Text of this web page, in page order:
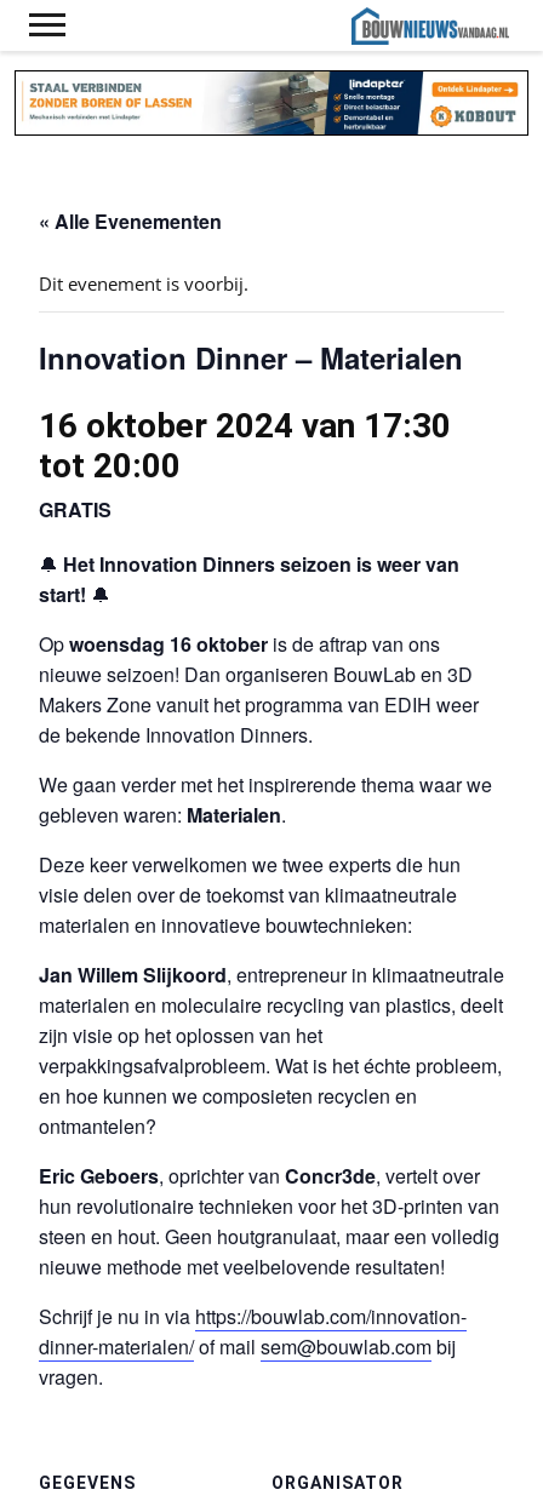
« Alle Evenementen
Dit evenement is voorbij.
Innovation Dinner – Materialen
16 oktober 2024 van 17:30
tot 20:00
GRATIS
🔔 Het Innovation Dinners seizoen is weer van
start! 🔔
Opwoensdag 16 oktober is de aftrap van ons
nieuwe seizoen! Dan organiseren BouwLab en 3D
Makers Zone vanuit het programma van EDIH weer
de bekende Innovation Dinners.
We gaan verder met het inspirerende thema waar we
gebleven waren: Materialen.
Deze keer verwelkomen we twee experts die hun
visie delen over de toekomst van klimaatneutrale
materialen en innovatieve bouwtechnieken:
Jan Willem Slijkoord, entrepreneur in klimaatneutrale
materialen en moleculaire recycling van plastics, deelt
zijn visie op het oplossen van het
verpakkingsafvalprobleem. Wat is het échte probleem,
en hoe kunnen we composieten recyclen en
ontmantelen?
Eric Geboers, oprichter van Concr3de, vertelt over
hun revolutionaire technieken voor het 3D-printen van
steen en hout. Geen houtgranulaat, maar een volledig
nieuwe methode met veelbelovende resultaten!
Schrijf je nu in via https://bouwlab.com/innovation-
dinner-materialen/of mail sem@bouwlab.combij
vragen.
GEGEVENS ORGANISATOR